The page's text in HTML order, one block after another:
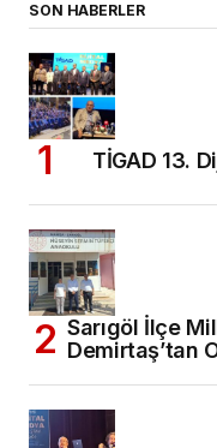
SON HABERLER
TİGAD 13.
Sarıgöl İlçe
Demirtaş’tan